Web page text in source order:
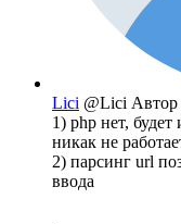
Lici @Lici Автор
1) php нет,
никак не
2) парсинг url
ввода